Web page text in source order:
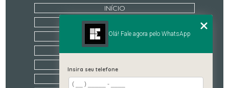
INÍCIO
QUEM SOMOS
TREINAMENTOS
CATEGORIAS
Olá! Fale agora pelo WhatsApp
Insira seu telefone